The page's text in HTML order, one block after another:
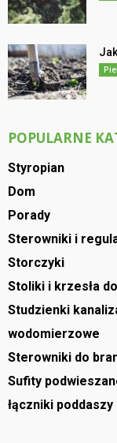
POPULARNE
Styropian
Dom
Porady
Sterowniki i
Storczyki
Stoliki i krzesła
Studzienki
wodomierzowe
Sterowniki do
Sufity
łączniki poddaszy